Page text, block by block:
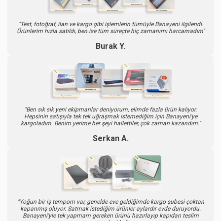
"Test, fotoğraf, ilan ve kargo gibi işlemlerin tümüyle Banayeni ilgilendi.
Ürünlerim hızla satıldı, ben ise tüm süreçte hiç zamanımı harcamadım"
Burak Y.
"Ben sık sık yeni ekipmanlar deniyorum, elimde fazla ürün kalıyor.
Hepsinin satışıyla tek tek uğraşmak istemediğim için Banayeni'ye
kargoladım. Benim yerime her şeyi hallettiler, çok zaman kazandım."
Serkan A.
"Yoğun bir iş tempom var, genelde eve geldiğimde kargo şubesi çoktan
kapanmış oluyor. Satmak istediğim ürünler aylardır evde duruyordu.
Banayeni'yle tek yapmam gereken ürünü hazırlayıp kapıdan teslim